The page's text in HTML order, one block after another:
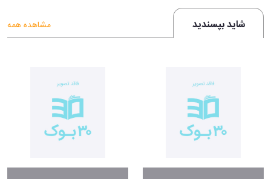
شاید بپسندید مشاهده همه